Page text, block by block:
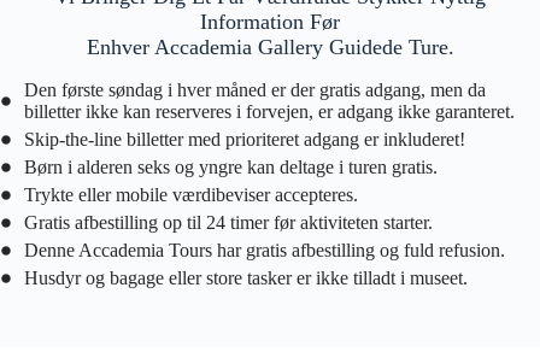
Information Før
Enhver Accademia Gallery Guidede Ture.
Den første søndag i hver måned er der gratis adgang, men da
billetter ikke kan reserveres i forvejen, er adgang ikke garanteret.
Skip-the-line billetter med prioriteret adgang er inkluderet!
Børn i alderen seks og yngre kan deltage i turen gratis.
Trykte eller mobile værdibeviser accepteres.
Gratis afbestilling op til 24 timer før aktiviteten starter.
Denne Accademia Tours har gratis afbestilling og fuld refusion.
Husdyr og bagage eller store tasker er ikke tilladt i museet.